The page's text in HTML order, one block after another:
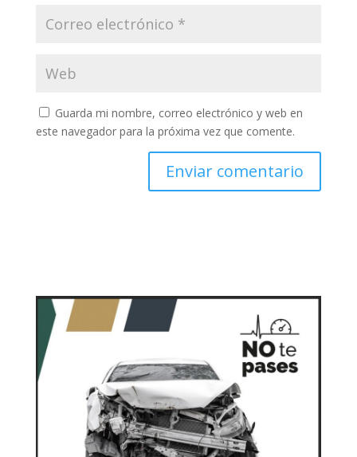
Guarda mi nombre, correo electrónico y web en
este navegador para la próxima vez que comente.